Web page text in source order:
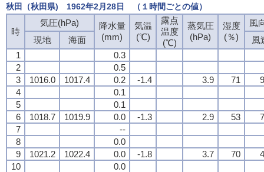
秋田（秋田県) 1962年2月28日 （１時間ごとの値）
時
気圧(hPa)
降水量
(mm)
気温
(℃)
露点
温度
(℃)
蒸気圧
(hPa)
湿度
(％)
風
現地
海面
風
1
0.3
2
0.5
3
1016.0 1017.4 0.2 -1.4 3.9 71
4
0.1
5
0.1
6
1018.7 1019.9 0.0 -1.3 2.9 53
7
--
8
0.0
9
1021.2 1022.4 0.0 -1.8 3.7 70
10
0.0